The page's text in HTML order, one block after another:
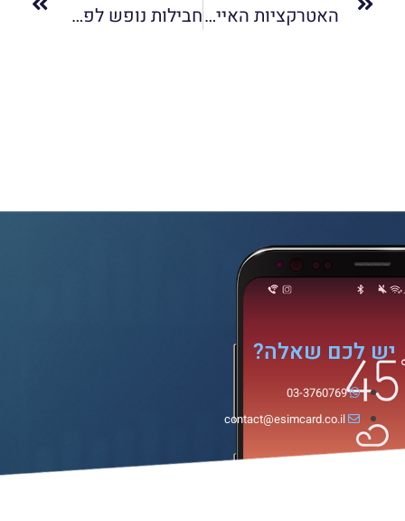
האטרקציות האייקוניות של סינגפור חבילות נופש לפריז, לא יוצאים בלי חבילת ESIM
יש לכם שאלה?
03-3760769
contact@esimcard.co.il